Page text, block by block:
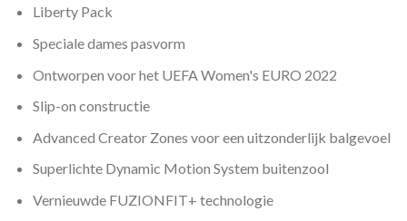
Liberty Pack
Speciale dames pasvorm
Ontworpen voor het UEFA Women's EURO 2022
Slip-on constructie
Advanced Creator Zones voor een uitzonderlijk balgevoel
Superlichte Dynamic Motion System buitenzool
Vernieuwde FUZIONFIT+ technologie